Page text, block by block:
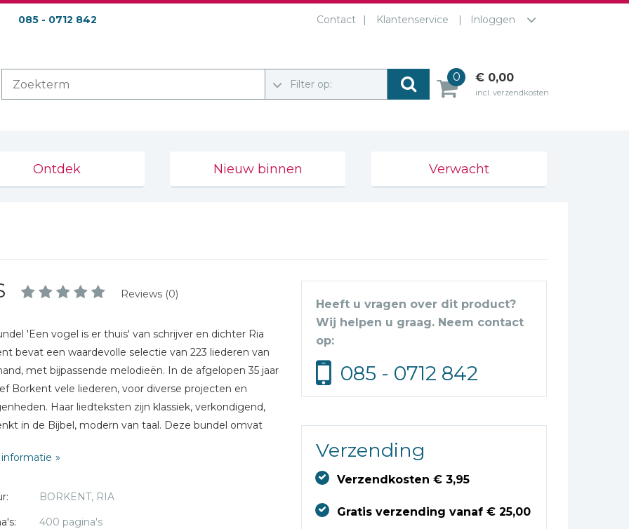
085 - 0712 842 Contact Klantenservice Inloggen
Filter op:
0 € 0,00
incl. verzendkosten
Ontdek Nieuw binnen Verwacht
Reviews (0)
'Een vogel is er thuis' van schrijver en dichter Ria
bevat een waardevolle selectie van 223 liederen van
met bijpassende melodieën. In de afgelopen 35 jaar
Borkent vele liederen, voor diverse projecten en
Haar liedteksten zijn klassiek, verkondigend,
in de Bijbel, modern van taal. Deze bundel omvat
over bijbelse figuren, voor de kerkdienst en voor het
opgenomen, evenals alle koralen uit Bachs
Passion die ze vertaalde.
BORKENT, RIA
400 pagina's
Heeft u vragen over dit product?
Wij helpen u graag. Neem contact
op:
085 - 0712 842
Verzending
Verzendkosten € 3,95
Gratis verzending vanaf € 25,00